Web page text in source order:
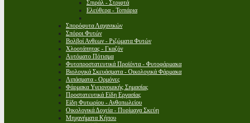
Σπιράλ - Στριφτά
Ελεύθερα - Τοπιάρια
Σπορόφυτα Λαχανικών
Σπόροι Φυτών
Βολβοί Ανθεων - Ριζώματα Φυτών
Χλοοτάπητας - Γκαζόν
Αυτόματο Πότισμα
Φυτοπροστατευτικά Προϊόντα - Φυτοφάρμακα
Βιολογικά Σκευάσματα - Οικολογικά Φάρμακα
Λιπάσματα - Ορμόνες
Φάρμακα Υγειονομικής Σημασίας
Προστατευτικά Είδη Εργασίας
Είδη Φυτωρίου - Ανθοπωλείου
Οικολογικά Δοχεία - Πυρίμαχα Σκεύη
Μηχανήματα Κήπου